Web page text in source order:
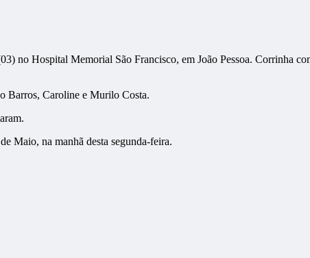
no Hospital Memorial São Francisco, em João Pessoa. Corrinha
Barros, Caroline e Murilo Costa.
Maio, na manhã desta segunda-feira.